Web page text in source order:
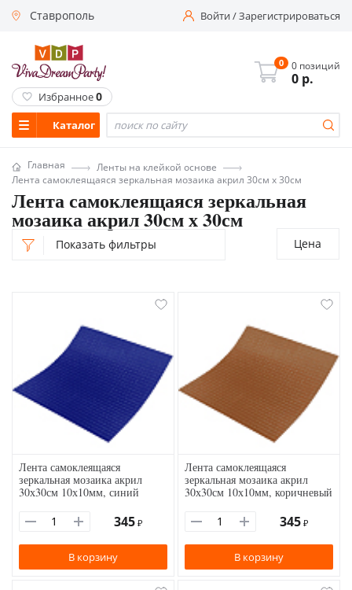
Ставрополь Войти/Зарегистрироваться
Каталог
0 0 позиций
0 р.
Избранное0
Главная
Ленты на клейкой основе
Лента самоклеящаяся зеркальная мозаика акрил 30см х 30см
Лента самоклеящаяся зеркальная
мозаика акрил 30см х 30см
Показать фильтры Цена
Лента самоклеящаяся
зеркальная мозаика акрил
30х30см 10х10мм, синий
345 ₽
В корзину
Лента самоклеящаяся
зеркальная мозаика акрил
30х30см 10х10мм, коричневый
345 ₽
В корзину